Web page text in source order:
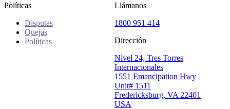
Políticas
Disputas
Quejas
Políticas
Llámanos
1800 951 414
Dirección
Nivel 24, Tres Torres
Internacionales
1551 Emancipation Hwy
Unit# 1511
Fredericksburg, VA 22401
USA